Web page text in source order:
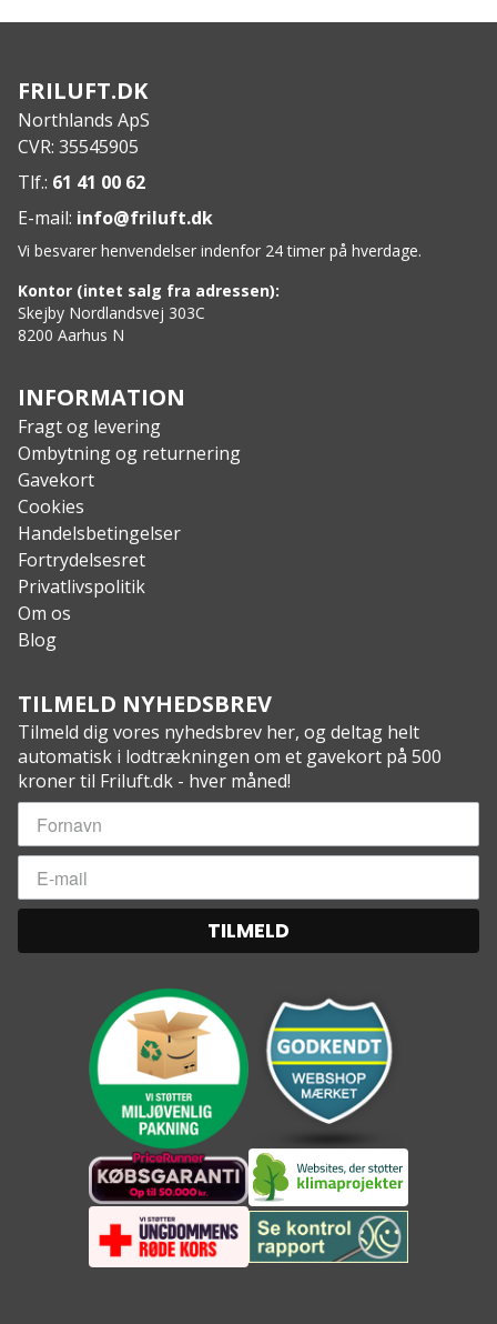
FRILUFT.DK
Northlands ApS
CVR: 35545905
Tlf.: 61 41 00 62
E-mail: info@friluft.dk
Vi besvarer henvendelser indenfor 24 timer på hverdage.
Kontor (intet salg fra adressen):
Skejby Nordlandsvej 303C
8200 Aarhus N
INFORMATION
Fragt og levering
Ombytning og returnering
Gavekort
Cookies
Handelsbetingelser
Fortrydelsesret
Privatlivspolitik
Om os
Blog
TILMELD NYHEDSBREV
Tilmeld dig vores nyhedsbrev her, og deltag helt
automatisk i lodtrækningen om et gavekort på 500
kroner til Friluft.dk - hver måned!
TILMELD